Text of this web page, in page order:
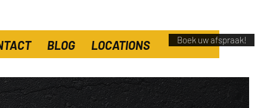
BLOG LOCATIONS Boek uw afspraak!